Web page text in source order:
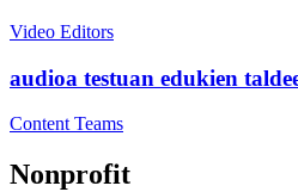
Video Editors
audioa testuan edukien
Content Teams
Nonprofit